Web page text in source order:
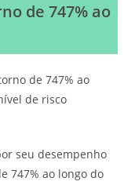
de 747% ao
de 747% ao
de risco
seu desempenho
747% ao longo do